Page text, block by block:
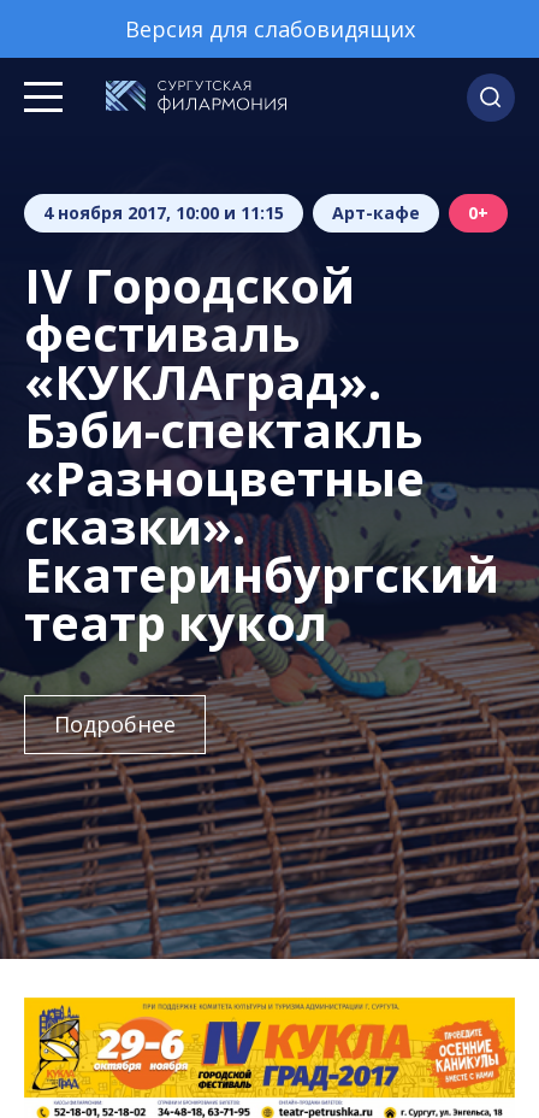
Версия для слабовидящих
4 ноября 2017, 10:00 и 11:15 Арт-кафе 0+
IV Городской
фестиваль
«КУКЛАград».
Бэби-спектакль
«Разноцветные
сказки».
Екатеринбургский
театр кукол
Подробнее